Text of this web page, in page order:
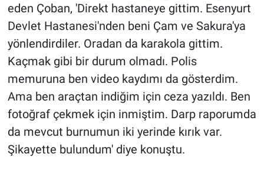
eden Çoban, 'Direkt hastaneye gittim. Esenyurt
Devlet Hastanesi'nden beni Çam ve Sakura'ya
yönlendirdiler. Oradan da karakola gittim.
Kaçmak gibi bir durum olmadı. Polis
memuruna ben video kaydımı da gösterdim.
Ama ben araçtan indiğim için ceza yazıldı. Ben
fotoğraf çekmek için inmiştim. Darp raporumda
da mevcut burnumun iki yerinde kırık var.
Şikayette bulundum' diye konuştu.